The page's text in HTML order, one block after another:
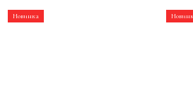
Новинка